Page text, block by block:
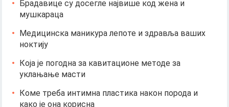
Брадавице су досегле највише код жена и
мушкараца
Медицинска маникура лепоте и здравља ваших
ноктију
Која је погодна за кавитационе методе за
уклањање масти
Коме треба интимна пластика након порода и
како је она корисна